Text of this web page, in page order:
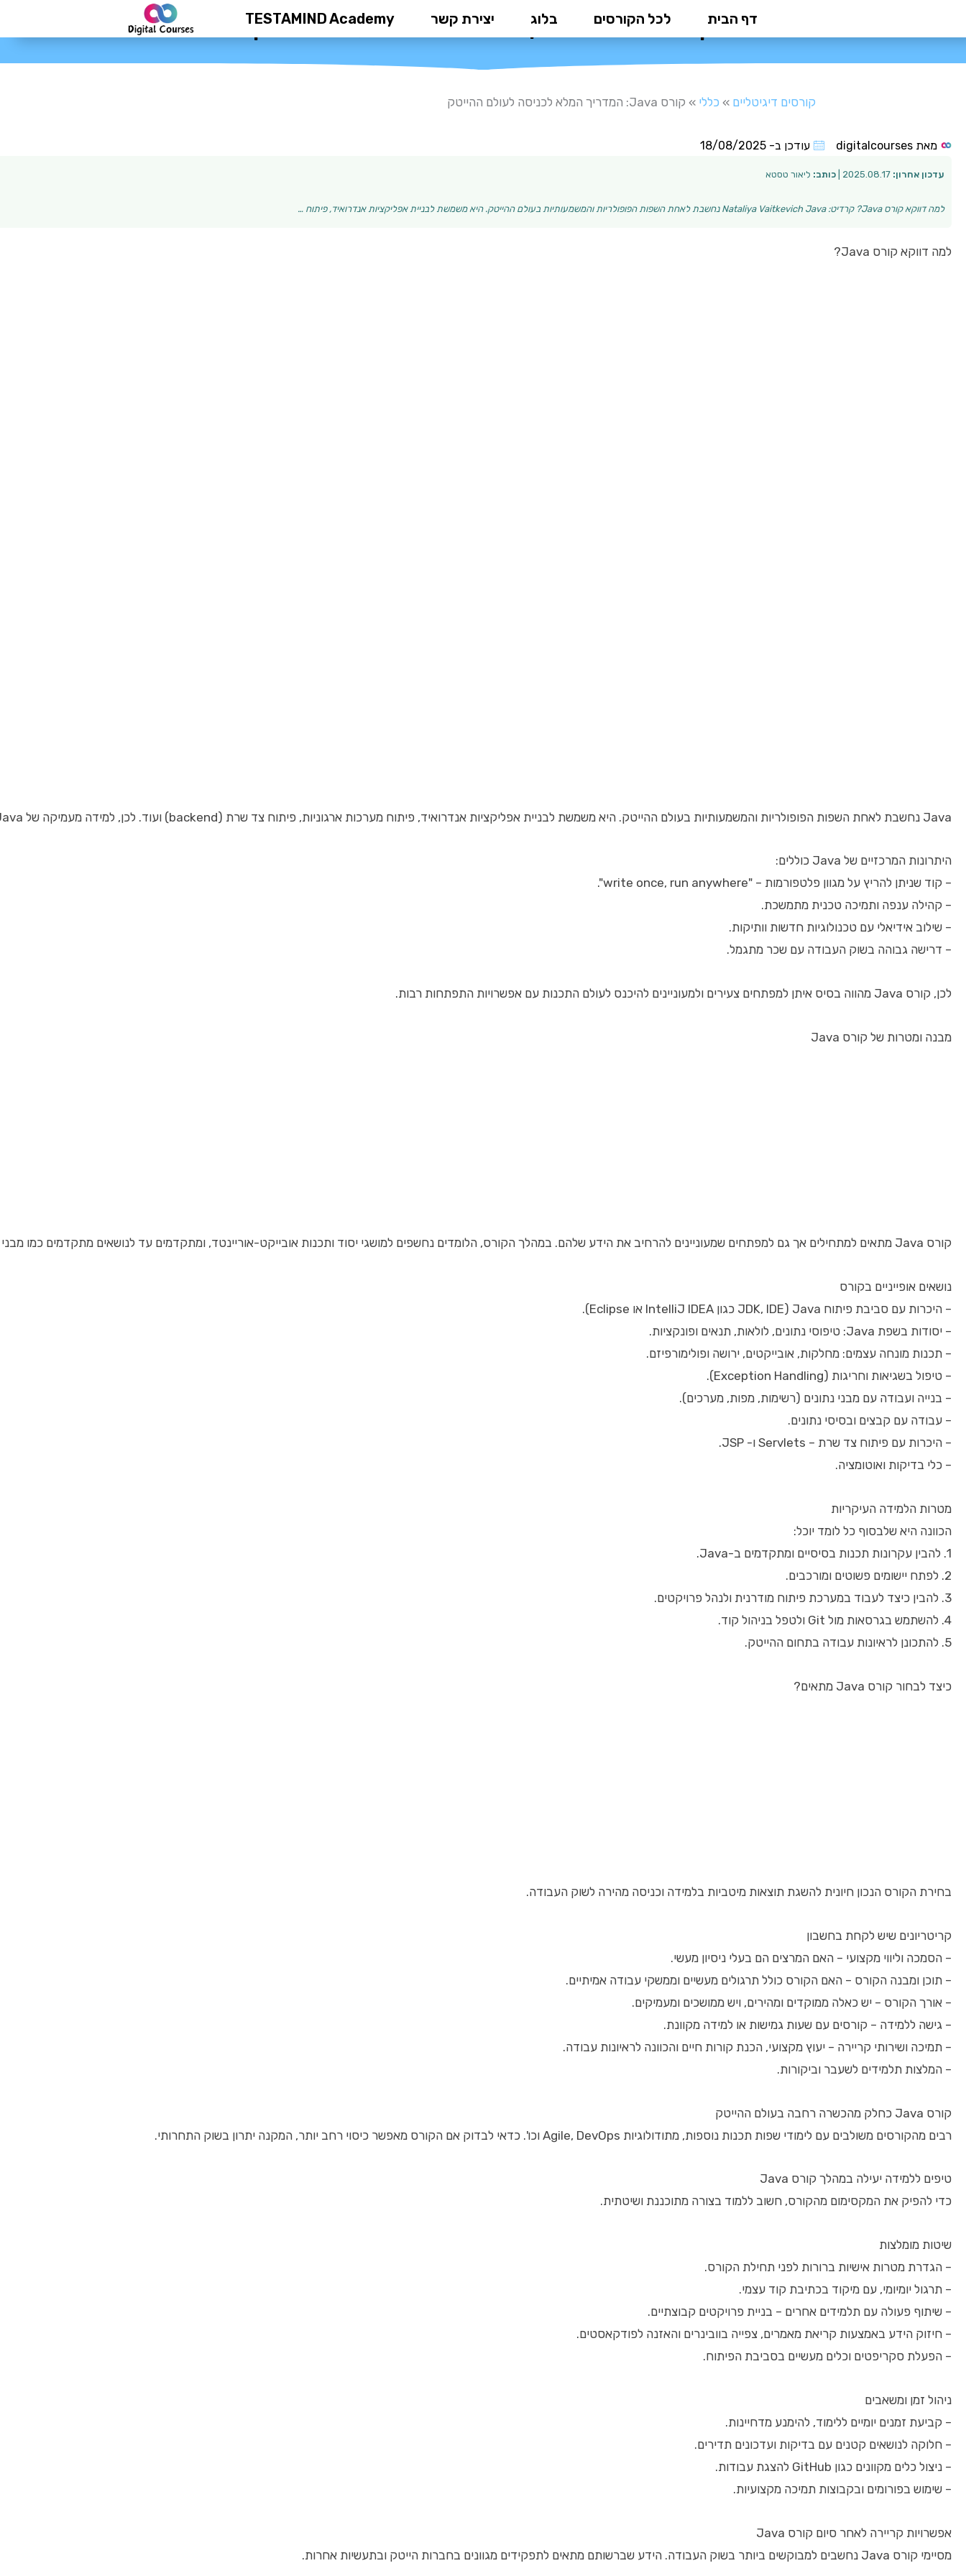
דף הבית לכל הקורסים בלוג יצירת קשר TESTAMIND Academy קורס Java: המדריך המלא לכניסה לעולם ההייטק
קורסים דיגיטליים » כללי » קורס Java: המדריך המלא לכניסה לעולם ההייטק
מאת עודכן ב- 18/08/2025
עדכון אחרון: כותב: ליאור טסטא
למה דווקא קורס Java? קרדיט: Nataliya Vaitkevich Java נחשבת לאחת השפות הפופולריות והמשמעותיות בעולם ההייטק. היא משמשת לבניית אפליקציות אנדרואיד, פיתוח …
למה דווקא קורס Java?
Java נחשבת לאחת השפות הפופולריות והמשמעותיות בעולם ההייטק. היא משמשת לבניית אפליקציות אנדרואיד, פיתוח מערכות ארגוניות, פיתוח צד שרת (backend) ועוד. לכן, למידה מעמיקה של Java יכולה לפתוח דלתות לקריירה יציבה ומתגמלת.
היתרונות המרכזיים של Java כוללים:
– קוד שניתן להריץ על מגוון פלטפורמות – "write once, run anywhere".
– קהילה ענפה ותמיכה טכנית מתמשכת.
– שילוב אידיאלי עם טכנולוגיות חדשות וותיקות.
– דרישה גבוהה בשוק העבודה עם שכר מתגמל.
לכן, קורס Java מהווה בסיס איתן למפתחים צעירים ולמעוניינים להיכנס לעולם התכנות עם אפשרויות התפתחות רבות.
מבנה ומטרות של קורס Java
קורס Java מתאים למתחילים אך גם למפתחים שמעוניינים להרחיב את הידע שלהם. במהלך הקורס, הלומדים נחשפים למושגי יסוד ותכנות אובייקט-אוריינטד, ומתקדמים עד לנושאים מתקדמים כמו מבני נתונים וממשקי API.
נושאים אופייניים בקורס
– היכרות עם סביבת פיתוח Java (JDK, IDE כגון IntelliJ IDEA או Eclipse).
– יסודות בשפת Java: טיפוסי נתונים, לולאות, תנאים ופונקציות.
– תכנות מונחה עצמים: מחלקות, אובייקטים, ירושה ופולימורפיזם.
– טיפול בשגיאות וחריגות (Exception Handling).
– בנייה ועבודה עם מבני נתונים (רשימות, מפות, מערכים).
– עבודה עם קבצים ובסיסי נתונים.
– היכרות עם פיתוח צד שרת – Servlets ו- JSP.
– כלי בדיקות ואוטומציה.
מטרות הלמידה העיקריות
הכוונה היא שלבסוף כל לומד יוכל:
1. להבין עקרונות תכנות בסיסיים ומתקדמים ב-Java.
2. לפתח יישומים פשוטים ומורכבים.
3. להבין כיצד לעבוד במערכת פיתוח מודרנית ולנהל פרויקטים.
4. להשתמש בגרסאות מול Git ולטפל בניהול קוד.
5. להתכונן לראיונות עבודה בתחום ההייטק.
כיצד לבחור קורס Java מתאים?
בחירת הקורס הנכון חיונית להשגת תוצאות מיטביות בלמידה וכניסה מהירה לשוק העבודה.
קריטריונים שיש לקחת בחשבון
– הסמכה וליווי מקצועי – האם המרצים הם בעלי ניסיון מעשי.
– תוכן ומבנה הקורס – האם הקורס כולל תרגולים מעשיים וממשקי עבודה אמיתיים.
– אורך הקורס – יש כאלה ממוקדים ומהירים, ויש ממושכים ומעמיקים.
– גישה ללמידה – קורסים עם שעות גמישות או למידה מקוונת.
– תמיכה ושירותי קריירה – יעוץ מקצועי, הכנת קורות חיים והכוונה לראיונות עבודה.
– המלצות תלמידים לשעבר וביקורות.
קורס Java כחלק מהכשרה רחבה בעולם ההייטק
רבים מהקורסים משולבים עם לימודי שפות תכנות נוספות, מתודולוגיות Agile, DevOps וכו'. כדאי לבדוק אם הקורס מאפשר כיסוי רחב יותר, המקנה יתרון בשוק התחרותי.
טיפים ללמידה יעילה במהלך קורס Java
כדי להפיק את המקסימום מהקורס, חשוב ללמוד בצורה מתוכננת ושיטתית.
שיטות מומלצות
– הגדרת מטרות אישיות ברורות לפני תחילת הקורס.
– תרגול יומיומי, עם מיקוד בכתיבת קוד עצמי.
– שיתוף פעולה עם תלמידים אחרים – בניית פרויקטים קבוצתיים.
– חיזוק הידע באמצעות קריאת מאמרים, צפייה בוובינרים והאזנה לפודקאסטים.
– הפעלת סקריפטים וכלים מעשיים בסביבת הפיתוח.
ניהול זמן ומשאבים
– קביעת זמנים יומיים ללימוד, להימנע מדחיינות.
– חלוקה לנושאים קטנים עם בדיקות ועדכונים תדירים.
– ניצול כלים מקוונים כגון GitHub להצגת עבודות.
– שימוש בפורומים ובקבוצות תמיכה מקצועיות.
אפשרויות קריירה לאחר סיום קורס Java
מסיימי קורס Java נחשבים למבוקשים ביותר בשוק העבודה. הידע שברשותם מתאים לתפקידים מגוונים בחברות הייטק ובתעשיות אחרות.